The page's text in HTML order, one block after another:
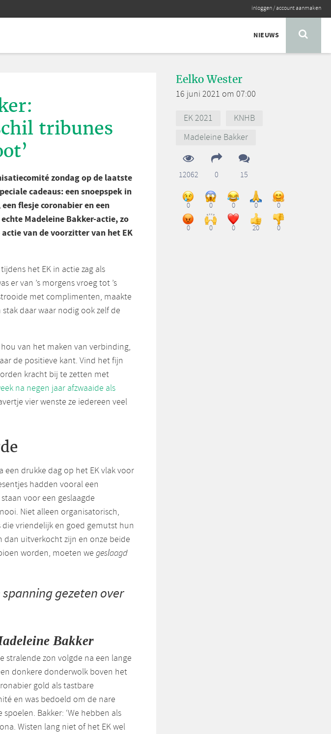
inloggen/account aanmaken
NIEUWS
tribunes
zondag op de laatste
cadeaus: een snoepspek in
flesje coronabier en een
Madeleine Bakker-actie, zo
van de voorzitter van het EK
het EK in actie zag als
er van ’s morgens vroeg tot ’s
met complimenten, maakte
daar waar nodig ook zelf de
van het maken van verbinding,
de positieve kant. Vind het fijn
kracht bij te zetten met
na negen jaar afzwaaide als
vier wenste ze iedereen veel
een drukke dag op het EK vlak voor
hadden vooral een
voor een geslaagde
Niet alleen organisatorisch,
vriendelijk en goed gemutst hun
dan uitverkocht zijn en onze beide
worden, moeten we geslaagd
gezeten over
Bakker
stralende zon volgde na een lange
donkere donderwolk boven het
gold als tastbare
en was bedoeld om de nare
Bakker: ‘We hebben als
Wisten lang niet of het EK wel
Eelko Wester
16 juni 2021 om 07:00
EK 2021
KNHB
Madeleine Bakker
12062 0 15
0 0 0 0 0
0 0 0 20 0